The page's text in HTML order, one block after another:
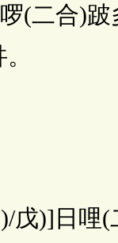
合)跛
)]日哩(